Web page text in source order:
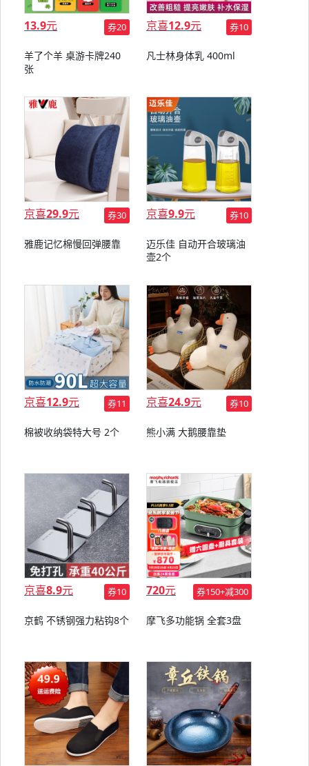
13.9元 券20
羊了个羊 桌游卡牌240
张
京喜12.9元 券10
凡士林身体乳 400ml
京喜29.9元 券30
雅鹿记忆棉慢回弹腰靠
京喜9.9元 券10
迈乐佳 自动开合玻璃油
壶2个
京喜12.9元 券11
棉被收纳袋特大号 2个
京喜24.9元 券10
熊小满 大鹅腰靠垫
京喜8.9元 券10
京鹤 不锈钢强力粘钩8个
720元 券150+减300
摩飞多功能锅 全套3盘